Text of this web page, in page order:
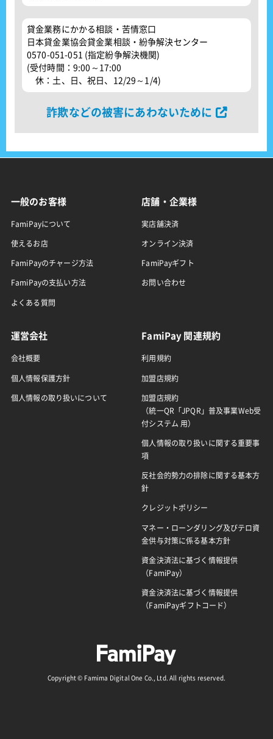
貸金業務にかかる相談・苦情窓口
日本貸金業協会貸金業相談・紛争解決センター
0570-051-051 (指定紛争解決機関)
(受付時間：9:00～17:00
休：土、日、祝日、12/29～1/4)
詐欺などの被害にあわないために
一般のお客様
FamiPayについて
使えるお店
FamiPayのチャージ方法
FamiPayの支払い方法
よくある質問
店舗・企業様
実店舗決済
オンライン決済
FamiPayギフト
お問い合わせ
運営会社
会社概要
個人情報保護方針
個人情報の取り扱いについて
FamiPay 関連規約
利用規約
加盟店規約
加盟店規約
（統一QR「JPQR」普及事業Web受
付システム 用）
個人情報の取り扱いに関する重要事
項
反社会的勢力の排除に関する基本方
針
クレジットポリシー
マネー・ローンダリング及びテロ資
金供与対策に係る基本方針
資金決済法に基づく情報提供
（FamiPay）
資金決済法に基づく情報提供
（FamiPayギフトコード）
Copyright © Famima Digital One Co., Ltd. All rights reserved.